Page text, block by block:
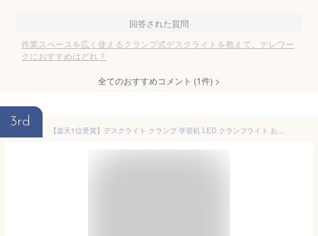
回答された質問
作業スペースを広く使えるクランプ式デスクライトを教えて。テレワー
クにおすすめはどれ？
全てのおすすめコメント (1件) >
3rd
【楽天1位受賞】デスクライト クランプ 学習机 LED クランプライト おしゃれ モニターライト 取り付け LEDライト 調光調色 スクリーンバーライト 900ルーメン 3関節 幅80cm 照射幅177cm 暖色 パソコンデスク 在宅ワーク